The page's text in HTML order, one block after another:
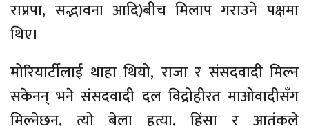
राप्रपा, सद्भावना आदि)बीच मिलाप गराउने पक्षमा
थिए।
मोरियार्टीलाई थाहा थियो, राजा र संसदवादी मिल्न
सकेनन् भने संसदवादी दल विद्रोहीरत माओवादीसँग